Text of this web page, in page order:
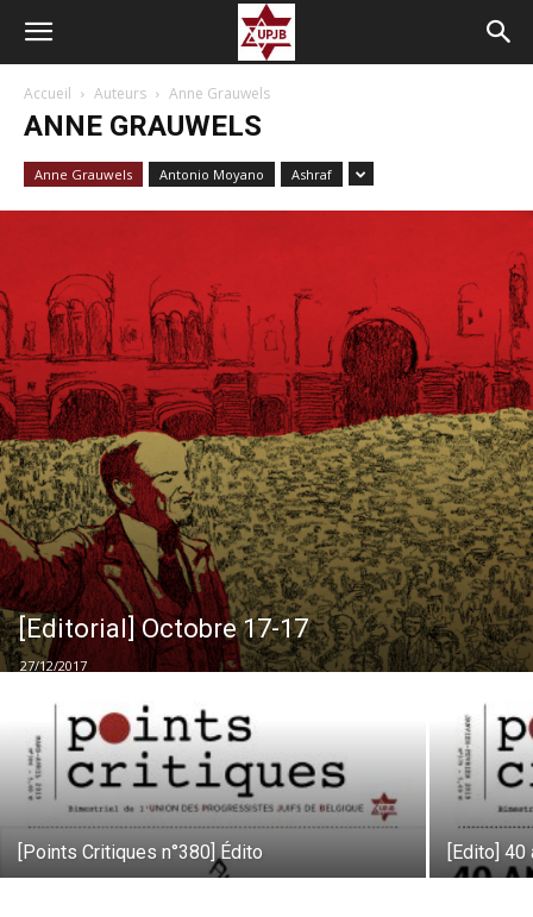
Accueil Auteurs Anne Grauwels
ANNE GRAUWELS
Anne Grauwels Antonio Moyano Ashraf
[Editorial] Octobre 17-17
27/12/2017
[Points Critiques n°380] Édito [Edito] 40